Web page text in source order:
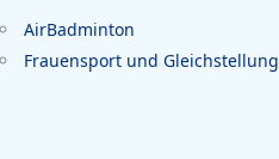
AirBadminton
Frauensport und Gleichstellung